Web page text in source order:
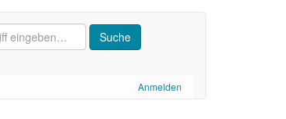
Anmelden